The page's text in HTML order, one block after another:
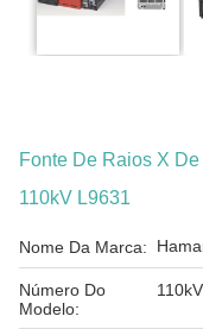
Fonte De Raios X
110kV L9631
Nome Da Marca:
Número Do
Modelo:
110kV